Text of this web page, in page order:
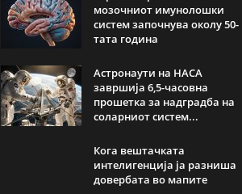
мозочниот имунолошки
систем започнува околу 50-
тата година
Астронаути на НАСА
завршија 6,5-часовна
прошетка за надградба на
соларниот систем...
Кога вештачката
интелигенција ја разниша
довербата во мапите